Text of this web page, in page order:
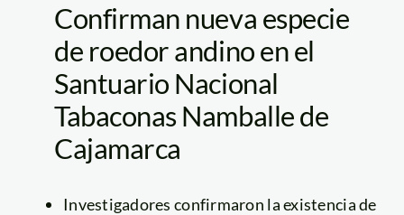
Confirman nueva especie
de roedor andino en el
Santuario Nacional
Tabaconas Namballe de
Cajamarca
Investigadores confirmaron la existencia de